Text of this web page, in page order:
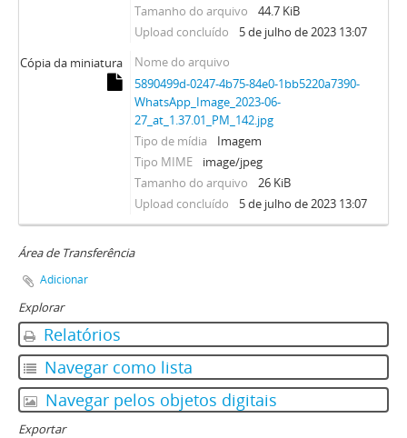
Tamanho do arquivo
44.7 KiB
Upload concluído
5 de julho de 2023 13:07
Cópia da miniatura
Nome do arquivo
5890499d-0247-4b75-84e0-1bb5220a7390-
WhatsApp_Image_2023-06-
27_at_1.37.01_PM_142.jpg
Tipo de mídia
Imagem
Tipo MIME
image/jpeg
Tamanho do arquivo
26 KiB
Upload concluído
5 de julho de 2023 13:07
Área de Transferência
Adicionar
Explorar
Relatórios
Navegar como lista
Navegar pelos objetos digitais
Exportar